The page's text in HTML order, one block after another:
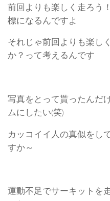
前回よりも楽しく走ろう
標になるんですよ
それじゃ前回よりも楽し
か？って考えるんです
写真をとって貰ったんだ
ムにしたい(笑)
カッコイイ人の真似をし
すか～
運動不足でサーキットを